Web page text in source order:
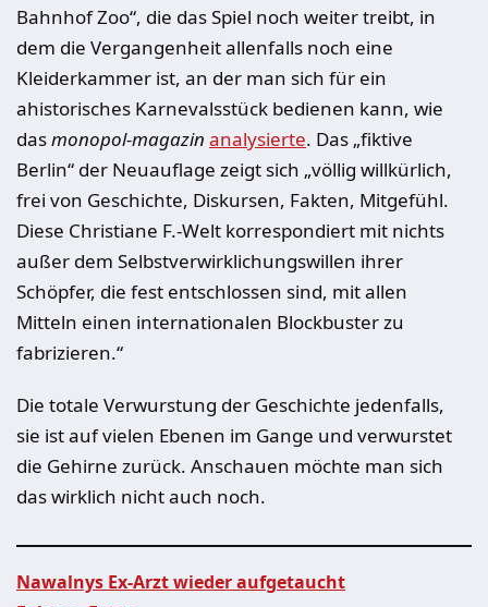
Bahnhof Zoo“, die das Spiel noch weiter treibt, in
dem die Vergangenheit allenfalls noch eine
Kleiderkammer ist, an der man sich für ein
ahistorisches Karnevalsstück bedienen kann, wie
dasmonopol-magazin analysierte. Das „fiktive
Berlin“ der Neuauflage zeigt sich „völlig willkürlich,
frei von Geschichte, Diskursen, Fakten, Mitgefühl.
Diese Christiane F.-Welt korrespondiert mit nichts
außer dem Selbstverwirklichungswillen ihrer
Schöpfer, die fest entschlossen sind, mit allen
Mitteln einen internationalen Blockbuster zu
fabrizieren.“
Die totale Verwurstung der Geschichte jedenfalls,
sie ist auf vielen Ebenen im Gange und verwurstet
die Gehirne zurück. Anschauen möchte man sich
das wirklich nicht auch noch.
Nawalnys Ex-Arzt wieder aufgetaucht